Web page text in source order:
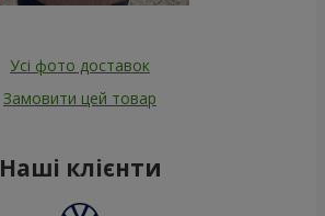
Усі фото доставок
Замовити цей товар
Наші клієнти